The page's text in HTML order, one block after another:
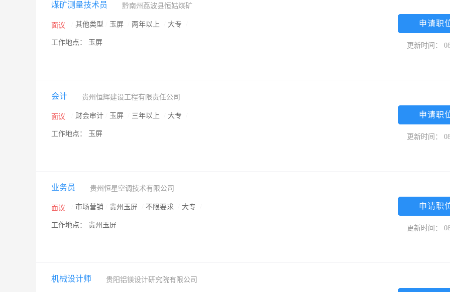
煤矿测量技术员 黔南州荔波县恒姑煤矿
面议 其他类型 玉屏 两年以上 大专
工作地点： 玉屏
申请职
更新时间：
会计 贵州恒辉建设工程有限责任公司
面议 财会审计 玉屏 三年以上 大专
工作地点： 玉屏
申请职
更新时间：
业务员 贵州恒星空调技术有限公司
面议 市场营销 贵州玉屏 不限要求 大专
工作地点： 贵州玉屏
申请职
更新时间：
机械设计师 贵阳铝镁设计研究院有限公司